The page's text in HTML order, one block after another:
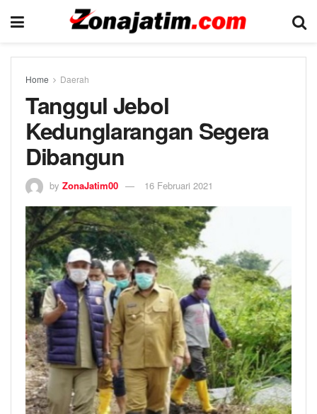
Home Daerah
Tanggul Jebol
Kedunglarangan Segera
Dibangun
by ZonaJatim00 16 Februari 2021